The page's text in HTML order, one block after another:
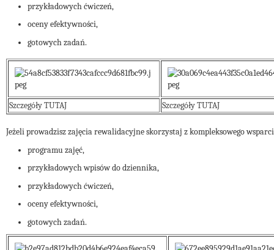
przykładowych ćwiczeń,
oceny efektywności,
gotowych zadań.
Szczegóły TUTAJ Szczegóły TUTAJ
Jeżeli prowadzisz zajęcia rewalidacyjne skorzystaj z kompleksowego
programu zajęć,
przykładowych wpisów do dziennika,
przykładowych ćwiczeń,
oceny efektywności,
gotowych zadań.